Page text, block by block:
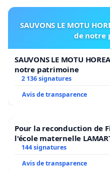
SAUVONS LE MOTU
de notre
SAUVONS LE MOTU
notre patrimoine
2 136 signatures
Avis de transparence
Pour la reconduction de
l'école maternelle
2026/2027
144 signatures
Avis de transparence